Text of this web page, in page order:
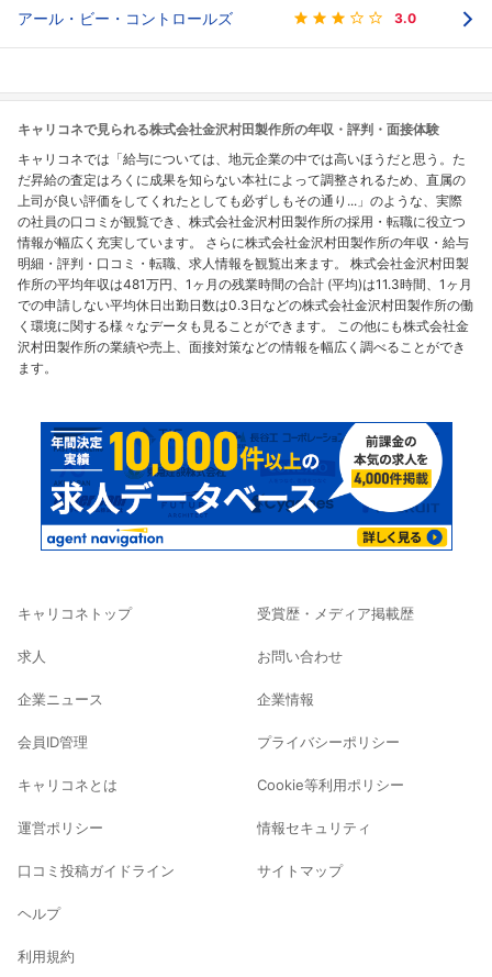
アール・ビー・コントロールズ 3.0
キャリコネで見られる株式会社金沢村田製作所の年収・評判・面接体験
キャリコネでは「給与については、地元企業の中では高いほうだと思う。た
だ昇給の査定はろくに成果を知らない本社によって調整されるため、直属の
上司が良い評価をしてくれたとしても必ずしもその通り...」のような、実際
の社員の口コミが観覧でき、株式会社金沢村田製作所の採用・転職に役立つ
情報が幅広く充実しています。 さらに株式会社金沢村田製作所の年収・給与
明細・評判・口コミ・転職、求人情報を観覧出来ます。 株式会社金沢村田製
作所の平均年収は481万円、1ヶ月の残業時間の合計 (平均)は11.3時間、1ヶ月
での申請しない平均休日出勤日数は0.3日などの株式会社金沢村田製作所の働
く環境に関する様々なデータも見ることができます。 この他にも株式会社金
沢村田製作所の業績や売上、面接対策などの情報を幅広く調べることができ
ます。
キャリコネトップ
求人
企業ニュース
会員ID管理
キャリコネとは
運営ポリシー
口コミ投稿ガイドライン
ヘルプ
利用規約
受賞歴・メディア掲載歴
お問い合わせ
企業情報
プライバシーポリシー
Cookie等利用ポリシー
情報セキュリティ
サイトマップ